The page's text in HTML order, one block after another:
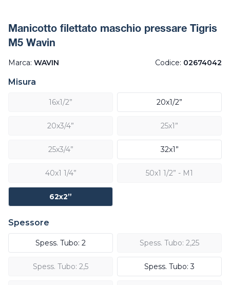
Manicotto filettato maschio pressare Tigris
M5 Wavin
Marca: WAVIN Codice: 02674042
Misura
16x1/2” 20x1/2”
20x3/4” 25x1”
25x3/4” 32x1”
40x1 1/4” 50x1 1/2” - M1
62x2”
Spessore
Spess. Tubo: 2 Spess. Tubo: 2,25
Spess. Tubo: 2,5 Spess. Tubo: 3